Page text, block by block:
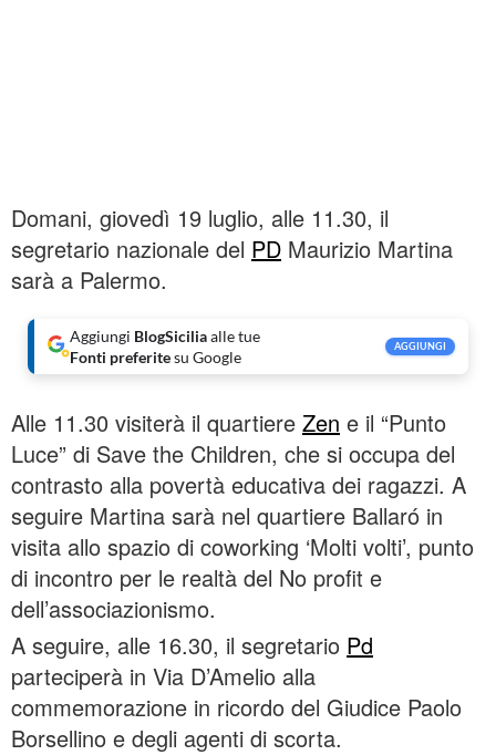
Domani, giovedì 19 luglio, alle 11.30, il
segretario nazionale del PD Maurizio Martina
sarà a Palermo.
Aggiungi BlogSiciliaalle tue
Fonti preferitesu Google
AGGIUNGI
Alle 11.30 visiterà il quartiere Zen e il “Punto
Luce” di Save the Children, che si occupa del
contrasto alla povertà educativa dei ragazzi. A
seguire Martina sarà nel quartiere Ballaró in
visita allo spazio di coworking ‘Molti volti’, punto
di incontro per le realtà del No profit e
dell’associazionismo.
A seguire, alle 16.30, il segretario Pd
parteciperà in Via D’Amelio alla
commemorazione in ricordo del Giudice Paolo
Borsellino e degli agenti di scorta.